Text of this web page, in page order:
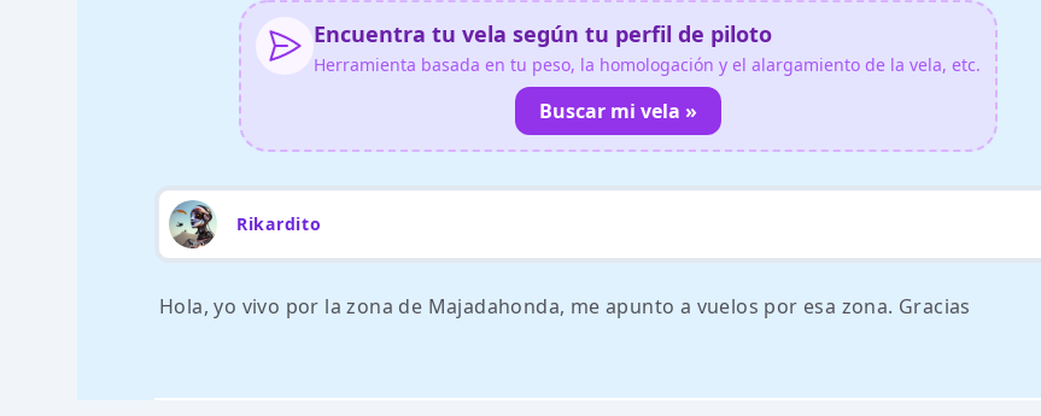
Encuentra tu vela según tu perfil de piloto
Herramienta basada en tu peso, la homologación y el alargamiento de la vela, etc.
Buscar mi vela »
Rikardito
Hola, yo vivo por la zona de Majadahonda, me apunto a vuelos por esa zona. Gracias